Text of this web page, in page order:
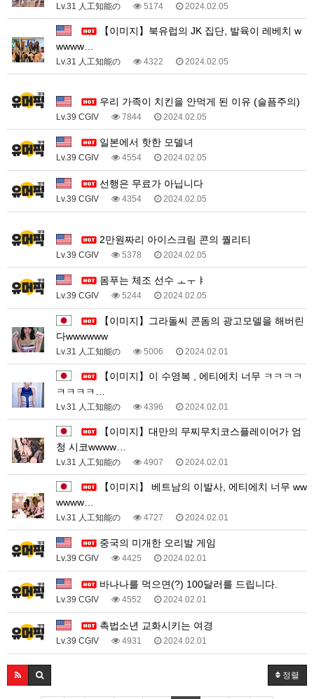
Lv.31 人工知能の 5174 2024.02.05
wwww…
Lv.31 人工知能の 4322 2024.02.05
우리 가족이 치킨을 안먹게 된 이유 (슬픔주의)
Lv.39 CGIV 7844 2024.02.05
일본에서 핫한 모델녀
Lv.39 CGIV 4554 2024.02.05
선행은 무료가 아닙니다
Lv.39 CGIV 4354 2024.02.05
2만원짜리 아이스크림 콘의 퀄리티
Lv.39 CGIV 5378 2024.02.05
몸푸는 체조 선수 ㅗㅜㅑ
Lv.39 CGIV 5244 2024.02.05
다wwwwww
Lv.31 人工知能の 5006 2024.02.01
ㅋㅋㅋㅋ…
Lv.31 人工知能の 4396 2024.02.01
청 시코wwww…
Lv.31 人工知能の 4907 2024.02.01
wwww…
Lv.31 人工知能の 4727 2024.02.01
중국의 미개한 오리발 게임
Lv.39 CGIV 4425 2024.02.01
바나나를 먹으면(?) 100달러를 드립니다.
Lv.39 CGIV 4552 2024.02.01
촉법소년 교화시키는 여경
Lv.39 CGIV 4931 2024.02.01
정렬